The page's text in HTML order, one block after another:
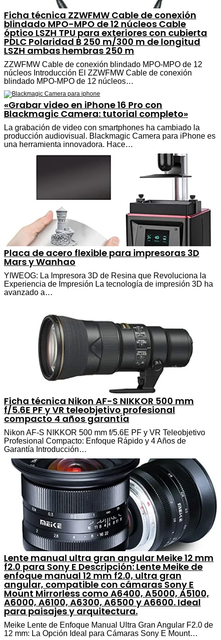
Ficha técnica ZZWFMW Cable de conexión
blindado MPO-MPO de 12 núcleos Cable
óptico LSZH TPU para exteriores con cubierta
PDLC Polaridad B 250 m/300 m de longitud
LSZH ambas hembras 250 m
ZZWFMW Cable de conexión blindado MPO-MPO de 12
núcleos Introducción El ZZWFMW Cable de conexión
blindado MPO-MPO de 12 núcleos…
«Grabar video en iPhone 16 Pro con
Blackmagic Camera: tutorial completo»
La grabación de video con smartphones ha cambiado la
producción audiovisual. Blackmagic Camera para iPhone es
una herramienta innovadora. Hace…
Placa de acero flexible para impresoras 3D
Mars y Wanhao
YIWEOG: La Impresora 3D de Resina que Revoluciona la
Experiencia de Impresión La tecnología de impresión 3D ha
avanzado a…
Ficha técnica Nikon AF-S NIKKOR 500 mm
f/5.6E PF y VR teleobjetivo profesional
compacto 4 años garantía
Nikon AF-S NIKKOR 500 mm f/5.6E PF y VR Teleobjetivo
Profesional Compacto: Enfoque Rápido y 4 Años de
Garantía Introducción…
Lente manual ultra gran angular Meike 12 mm
f2.0 para Sony E Descripción: Lente Meike de
enfoque manual 12 mm f2.0, ultra gran
angular, compatible con cámaras Sony E
Mount Mirrorless como A6400, A5000, A5100,
A6000, A6100, A6300, A6500 y A6600. Ideal
para paisajes y arquitectura.
Meike Lente de Enfoque Manual Ultra Gran Angular F2.0 de
12 mm: La Opción Ideal para Cámaras Sony E Mount…